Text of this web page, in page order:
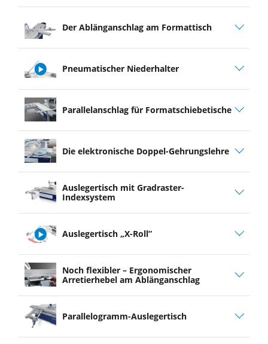
Der Ablänganschlag am ­Formattisch
play
video
Pneumatischer Niederhalter
Parallelanschlag für Formatschiebetische
Die elektronische Doppel-Gehrungslehre
Auslegertisch mit Gradraster-
Indexsystem
play
video
Auslegertisch „X-Roll”
Noch flexibler – Ergonomischer
Arretierhebel am Ablänganschlag
Parallelogramm-Auslegertisch